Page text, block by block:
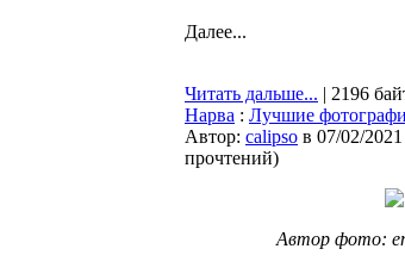
Далее...
Читать дальше... | 2196
Нарва : Лучшие
Автор: calipso в 07/02/
прочтений)
Автор фото: